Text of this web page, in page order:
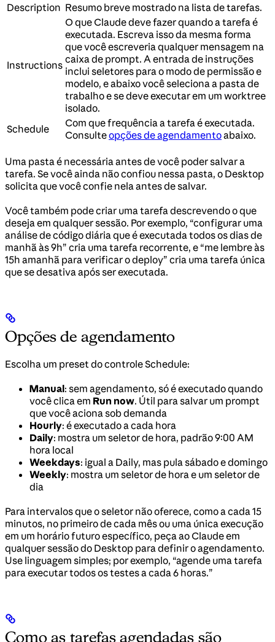
Description Resumo breve mostrado na lista de tarefas.
Instructions
O que Claude deve fazer quando a tarefa é
executada. Escreva isso da mesma forma
que você escreveria qualquer mensagem na
caixa de prompt. A entrada de instruções
inclui seletores para o modo de permissão e
modelo, e abaixo você seleciona a pasta de
trabalho e se deve executar em um worktree
isolado.
Schedule
Com que frequência a tarefa é executada.
Consulteopções de agendamentoabaixo.
Uma pasta é necessária antes de você poder salvar a
tarefa. Se você ainda não confiou nessa pasta, o Desktop
solicita que você confie nela antes de salvar.
Você também pode criar uma tarefa descrevendo o que
deseja em qualquer sessão. Por exemplo, “configurar uma
análise de código diária que é executada todos os dias de
manhã às 9h” cria uma tarefa recorrente, e “me lembre às
15h amanhã para verificar o deploy” cria uma tarefa única
que se desativa após ser executada.
Opções de agendamento
Escolha um preset do controle Schedule:
Manual: sem agendamento, só é executado quando
você clica em Run now. Útil para salvar um prompt
que você aciona sob demanda
Hourly: é executado a cada hora
Daily: mostra um seletor de hora, padrão 9:00 AM
hora local
Weekdays: igual a Daily, mas pula sábado e domingo
Weekly: mostra um seletor de hora e um seletor de
dia
Para intervalos que o seletor não oferece, como a cada 15
minutos, no primeiro de cada mês ou uma única execução
em um horário futuro específico, peça ao Claude em
qualquer sessão do Desktop para definir o agendamento.
Use linguagem simples; por exemplo, “agende uma tarefa
para executar todos os testes a cada 6 horas.”
Como as tarefas agendadas são